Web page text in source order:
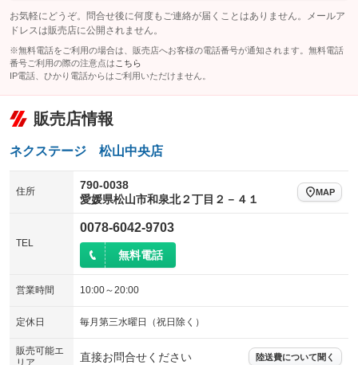
お気軽にどうぞ。問合せ後に何度もご連絡が届くことはありません。メールア
ドレスは販売店に公開されません。
※無料電話をご利用の場合は、販売店へお客様の電話番号が通知されます。無料電話
番号ご利用の際の注意点は こちら
IP電話、ひかり電話からはご利用いただけません。
販売店情報
ネクステージ 松山中央店
住所
790-0038
愛媛県松山市和泉北２丁目２－４１
MAP
TEL
0078-6042-9703
無料電話
営業時間 10:00～20:00
定休日 毎月第三水曜日（祝日除く）
販売可能エ
リア
直接お問合せください 陸送費について聞く